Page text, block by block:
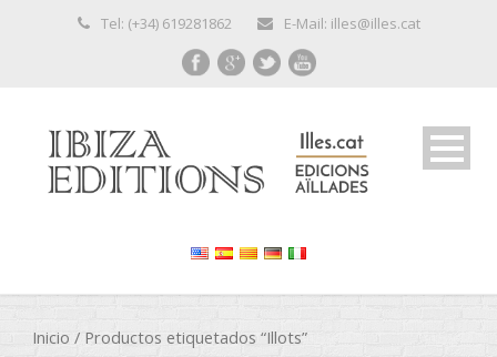
Tel: (+34) 619281862 E-Mail: illes@illes.cat
Inicio / Productos etiquetados “Illots”